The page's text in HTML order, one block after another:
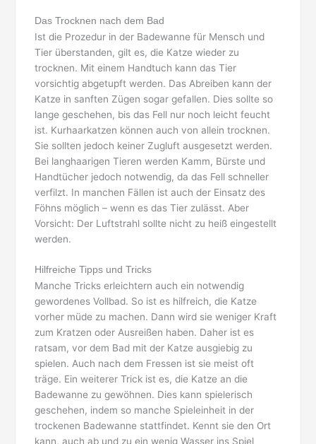
Das Trocknen nach dem Bad
Ist die Prozedur in der Badewanne für Mensch und
Tier überstanden, gilt es, die Katze wieder zu
trocknen. Mit einem Handtuch kann das Tier
vorsichtig abgetupft werden. Das Abreiben kann der
Katze in sanften Zügen sogar gefallen. Dies sollte so
lange geschehen, bis das Fell nur noch leicht feucht
ist. Kurhaarkatzen können auch von allein trocknen.
Sie sollten jedoch keiner Zugluft ausgesetzt werden.
Bei langhaarigen Tieren werden Kamm, Bürste und
Handtücher jedoch notwendig, da das Fell schneller
verfilzt. In manchen Fällen ist auch der Einsatz des
Föhns möglich – wenn es das Tier zulässt. Aber
Vorsicht: Der Luftstrahl sollte nicht zu heiß eingestellt
werden.
Hilfreiche Tipps und Tricks
Manche Tricks erleichtern auch ein notwendig
gewordenes Vollbad. So ist es hilfreich, die Katze
vorher müde zu machen. Dann wird sie weniger Kraft
zum Kratzen oder Ausreißen haben. Daher ist es
ratsam, vor dem Bad mit der Katze ausgiebig zu
spielen. Auch nach dem Fressen ist sie meist oft
träge. Ein weiterer Trick ist es, die Katze an die
Badewanne zu gewöhnen. Dies kann spielerisch
geschehen, indem so manche Spieleinheit in der
trockenen Badewanne stattfindet. Kennt sie den Ort
kann, auch ab und zu ein wenig Wasser ins Spiel